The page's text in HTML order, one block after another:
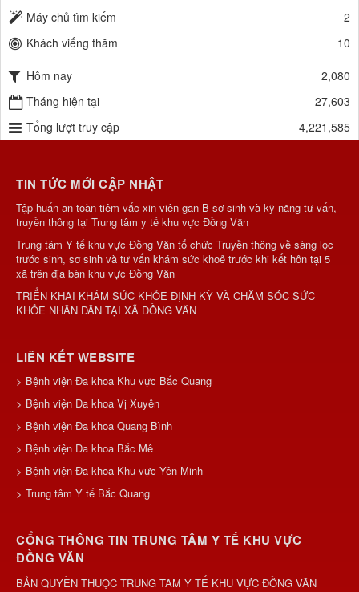
Máy chủ tìm kiếm
2
Khách viếng thăm
10
Hôm nay
2,080
Tháng hiện tại
27,603
Tổng lượt truy cập
4,221,585
TIN TỨC MỚI CẬP NHẬT
Tập huấn an toàn tiêm vắc xin viên gan B sơ sinh và kỹ năng tư vấn,
truyền thông tại Trung tâm y tế khu vực Đồng Văn
Trung tâm Y tế khu vực Đồng Văn tổ chức Truyền thông về sàng lọc
trước sinh, sơ sinh và tư vấn khám sức khoẻ trước khi kết hôn tại 5
xã trên địa bàn khu vực Đồng Văn
TRIỂN KHAI KHÁM SỨC KHỎE ĐỊNH KỲ VÀ CHĂM SÓC SỨC
KHỎE NHÂN DÂN TẠI XÃ ĐỒNG VĂN
LIÊN KẾT WEBSITE
> Bệnh viện Đa khoa Khu vực Bắc Quang
> Bệnh viện Đa khoa Vị Xuyên
> Bệnh viện Đa khoa Quang Bình
> Bệnh viện Đa khoa Bắc Mê
> Bệnh viện Đa khoa Khu vực Yên Minh
> Trung tâm Y tế Bắc Quang
CỔNG THÔNG TIN TRUNG TÂM Y TẾ KHU VỰC
ĐỒNG VĂN
BẢN QUYỀN THUỘC TRUNG TÂM Y TẾ KHU VỰC ĐỒNG VĂN